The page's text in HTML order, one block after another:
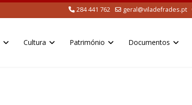
284 441 762 geral@viladefrades.pt
Cultura Património Documentos